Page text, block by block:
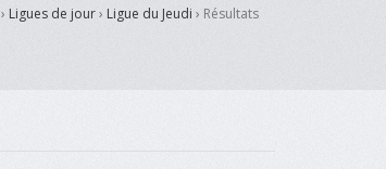
› Ligues de jour› Ligue du Jeudi › Résultats